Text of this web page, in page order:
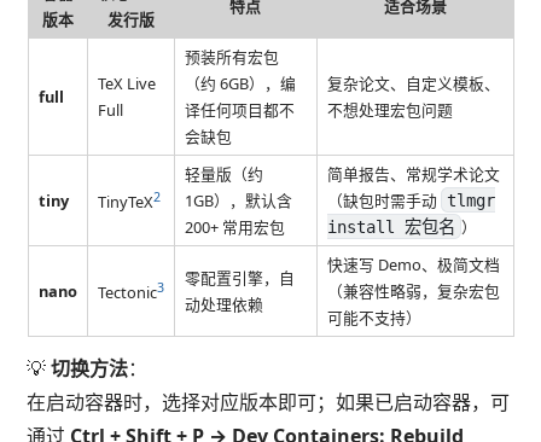
版本
发行版
特点 适合场景
full
TeX Live
Full
预装所有宏包
（约 6GB），编
译任何项目都不
会缺包
复杂论文、自定义模板、
不想处理宏包问题
tiny TinyTeX2
轻量版（约
1GB），默认含
200+ 常用宏包
简单报告、常规学术论文
（缺包时需手动 tlmgr
install 宏包名 ）
nano Tectonic3
零配置引擎，自
动处理依赖
快速写 Demo、极简文档
（兼容性略弱，复杂宏包
可能不支持）
💡切换方法：
在启动容器时，选择对应版本即可；如果已启动容器，可
通过 Ctrl + Shift + P → Dev Containers: Rebuild